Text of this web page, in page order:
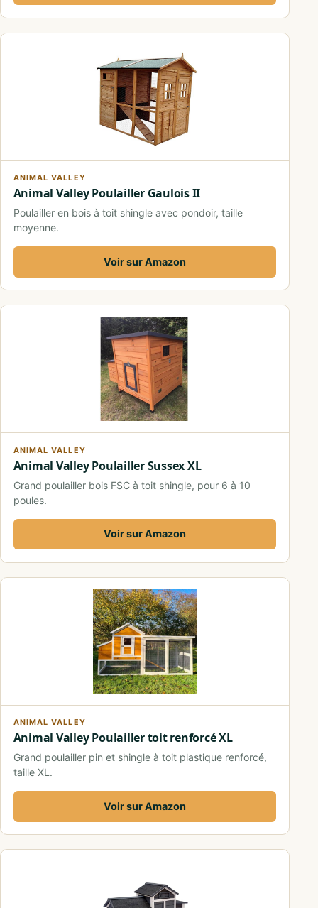
ANIMAL VALLEY
Animal Valley Poulailler Gaulois II
Poulailler en bois à toit shingle avec pondoir, taille
moyenne.
Voir sur Amazon
ANIMAL VALLEY
Animal Valley Poulailler Sussex XL
Grand poulailler bois FSC à toit shingle, pour 6 à 10
poules.
Voir sur Amazon
ANIMAL VALLEY
Animal Valley Poulailler toit renforcé XL
Grand poulailler pin et shingle à toit plastique renforcé,
taille XL.
Voir sur Amazon